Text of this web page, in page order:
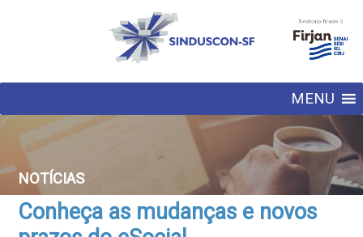
MENU
NOTÍCIAS
Conheça as mudanças e novos